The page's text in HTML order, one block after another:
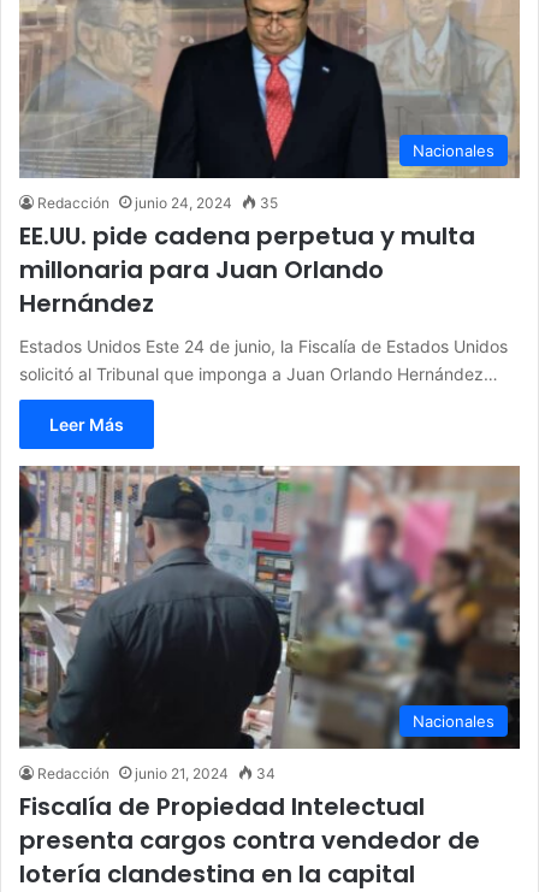
Nacionales
Redacción junio 24, 2024 35
EE.UU. pide cadena perpetua y multa
millonaria para Juan Orlando
Hernández
Estados Unidos Este 24 de junio, la Fiscalía de Estados Unidos
solicitó al Tribunal que imponga a Juan Orlando Hernández…
Leer Más
Nacionales
Redacción junio 21, 2024 34
Fiscalía de Propiedad Intelectual
presenta cargos contra vendedor de
lotería clandestina en la capital